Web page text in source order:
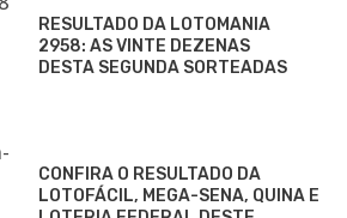
RESULTADO DA LOTOMANIA
2958: AS VINTE DEZENAS
DESTA SEGUNDA SORTEADAS
CONFIRA O RESULTADO DA
LOTOFÁCIL, MEGA-SENA, QUINA E